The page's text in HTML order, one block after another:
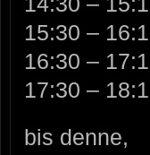
15:30 –
16:30 –
17:30 –
bis denne,